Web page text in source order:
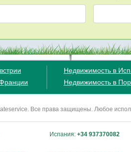
Недвижимость в
Недвижимость в
Все права защищены. Любое
Испания: +34 937370082